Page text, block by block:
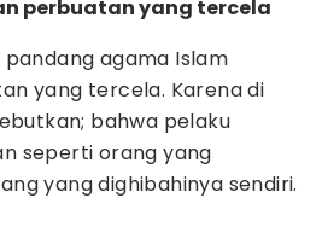
perbuatan yang tercela
agama Islam
yang tercela. Karena di
bahwa pelaku
seperti orang yang
yang dighibahinya sendiri.